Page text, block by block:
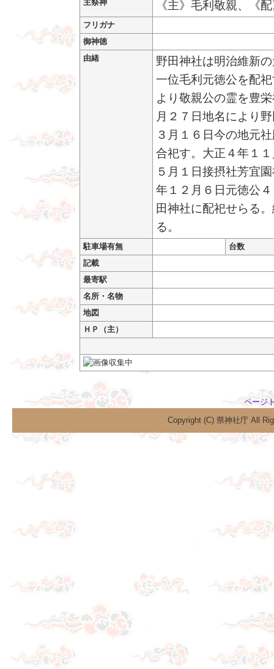
主祭神
《主》毛利敬親、《
フリガナ
御神徳
由緒
野田神社は明治維新
一位毛利元徳公を配
より敬親公の霊を豊
月２７日地名により
３月１６日今の地元
合祀す。大正４年１
５月１日接摂社芳宜
年１２月６日元徳公
田神社に配祀せらる
る。
駐車場有無
台数
記載
最寄駅
名所・名物
地図
ＨＰ（主）
ページ
Copyright (C) 県神社庁 All